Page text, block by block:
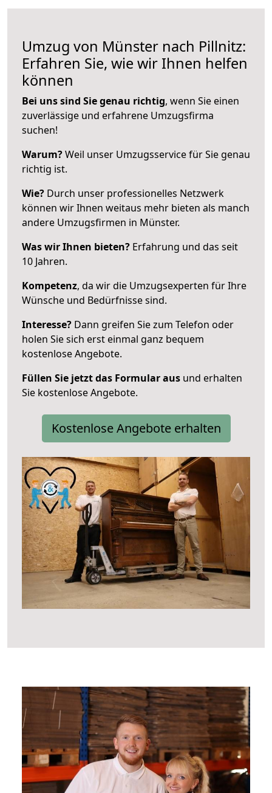
Umzug von Münster nach Pillnitz:
Erfahren Sie, wie wir Ihnen helfen
können
Bei uns sind Sie genau richtig, wenn Sie einen
zuverlässige und erfahrene Umzugsfirma
suchen!
Warum?Weil unser Umzugsservice für Sie genau
richtig ist.
Wie? Durch unser professionelles Netzwerk
können wir Ihnen weitaus mehr bieten als manch
andere Umzugsfirmen in Münster.
Was wir Ihnen bieten? Erfahrung und das seit
10 Jahren.
Kompetenz, da wir die Umzugsexperten für Ihre
Wünsche und Bedürfnisse sind.
Interesse? Dann greifen Sie zum Telefon oder
holen Sie sich erst einmal ganz bequem
kostenlose Angebote.
Füllen Sie jetzt das Formular aus und erhalten
Sie kostenlose Angebote.
Kostenlose Angebote erhalten